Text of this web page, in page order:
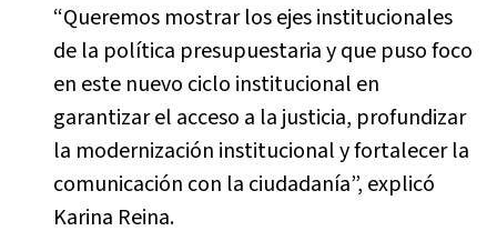
“Queremos mostrar los ejes institucionales
de la política presupuestaria y que puso foco
en este nuevo ciclo institucional en
garantizar el acceso a la justicia, profundizar
la modernización institucional y fortalecer la
comunicación con la ciudadanía”, explicó
Karina Reina.